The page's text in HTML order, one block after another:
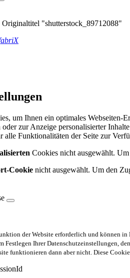
Originaltitel "shutterstock_89712088"
um Ihnen ein optimales Webseiten-
zur Anzeige personalisierter
alle Funktionalitäten der Seite zur
Cookies nicht ausgewählt. Um
Cookie nicht ausgewählt. Um den
der Website erforderlich und können
Festlegen Ihrer Datenschutzeinstellungen,
funktionieren dann aber nicht. Diese